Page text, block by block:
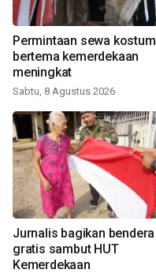
Permintaan sewa kostum
bertema kemerdekaan
meningkat
Sabtu, 8 Agustus 2026
Jurnalis bagikan bendera
gratis sambut HUT
Kemerdekaan